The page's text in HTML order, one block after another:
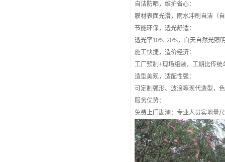
自洁防晒，维护省心：
膜材表面光滑，雨水冲刷自洁（
节能环保，透光舒适：
透光率10%–20%，白天自然光照
施工快捷，造价经济：
工厂预制+现场组装，工期比传统
造型美观，适配性强：
可定制弧形、波浪等现代造型，
服务优势：
免费上门勘测：专业人员实地量